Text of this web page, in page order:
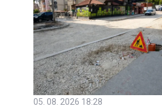
05. 08. 2026 18:28